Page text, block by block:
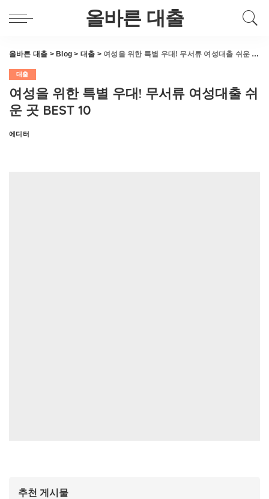
올바른 대출
올바른 대출 > Blog > 대출 > 여성을 위한 특별 우대! 무서류 여성대출 쉬운 곳 BEST 10
대출
여성을 위한 특별 우대! 무서류 여성대출 쉬
운 곳 BEST 10
Posted
에디터
추천 게시물